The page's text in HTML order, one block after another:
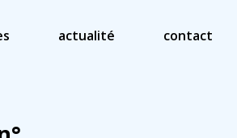
actualité contact